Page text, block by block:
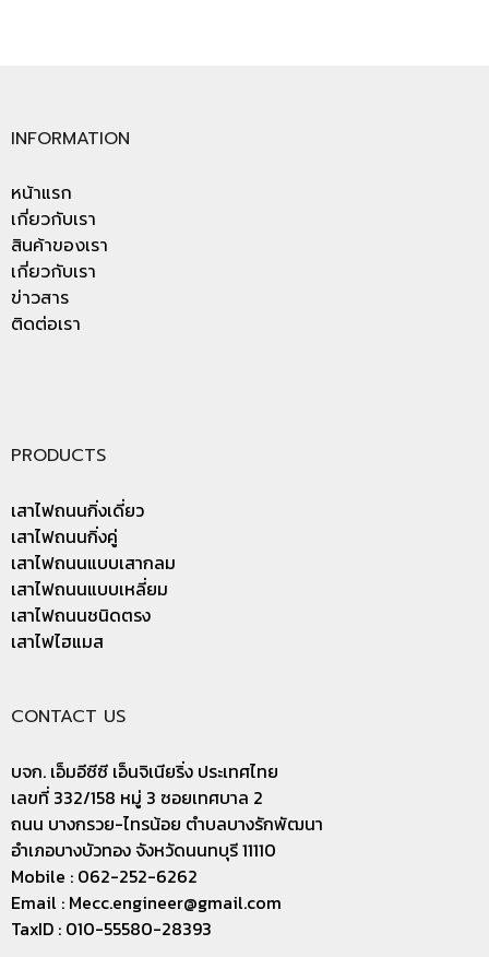
INFORMATION
หน้าแรก
เกี่ยวกับเรา
สินค้าของเรา
เกี่ยวกับเรา
ข่าวสาร
ติดต่อเรา
PRODUCTS
เสาไฟถนนกิ่งเดี่ยว
เสาไฟถนนกิ่งคู่
เสาไฟถนนแบบเสากลม
เสาไฟถนนแบบเหลี่ยม
เสาไฟถนนชนิดตรง
เสาไฟไฮแมส
CONTACT US
บจก. เอ็มอีซีซี เอ็นจิเนียริ่ง ประเทศไทย
เลขที่ 332/158 หมู่ 3 ซอยเทศบาล 2
ถนน บางกรวย-ไทรน้อย ตำบลบางรักพัฒนา
อำเภอบางบัวทอง จังหวัดนนทบุรี 11110
Mobile : 062-252-6262
Email : Mecc.engineer@gmail.com
TaxID : 010-55580-28393